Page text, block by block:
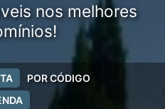
nos melhores
POR CÓDIGO